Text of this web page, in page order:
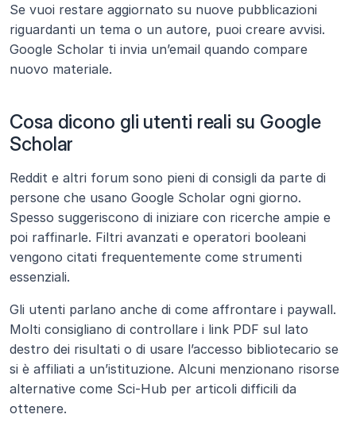
Se vuoi restare aggiornato su nuove pubblicazioni
riguardanti un tema o un autore, puoi creare avvisi.
Google Scholar ti invia un’email quando compare
nuovo materiale.
Cosa dicono gli utenti reali su Google
Scholar
Reddit e altri forum sono pieni di consigli da parte di
persone che usano Google Scholar ogni giorno.
Spesso suggeriscono di iniziare con ricerche ampie e
poi raffinarle. Filtri avanzati e operatori booleani
vengono citati frequentemente come strumenti
essenziali.
Gli utenti parlano anche di come affrontare i paywall.
Molti consigliano di controllare i link PDF sul lato
destro dei risultati o di usare l’accesso bibliotecario se
si è affiliati a un’istituzione. Alcuni menzionano risorse
alternative come Sci-Hub per articoli difficili da
ottenere.